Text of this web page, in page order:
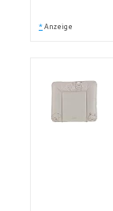
* Anzeige